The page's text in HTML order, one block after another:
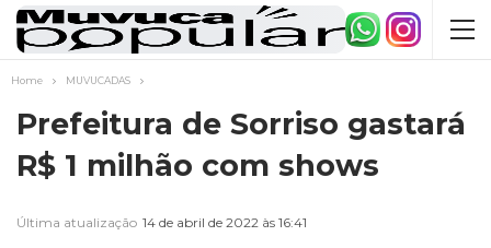
Home MUVUCADAS
Prefeitura de Sorriso gastará
R$ 1 milhão com shows
Última atualização 14 de abril de 2022 às 16:41